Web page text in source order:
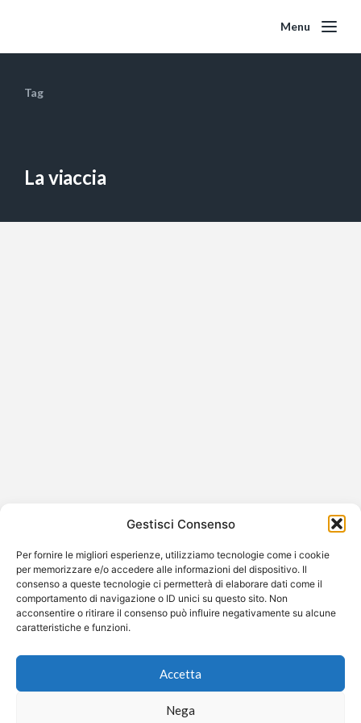
Gestisci Consenso
Per fornire le migliori esperienze, utilizziamo tecnologie come i cookie
per memorizzare e/o accedere alle informazioni del dispositivo. Il
consenso a queste tecnologie ci permetterà di elaborare dati come il
comportamento di navigazione o ID unici su questo sito. Non
acconsentire o ritirare il consenso può influire negativamente su alcune
caratteristiche e funzioni.
Accetta
Nega
Menu
Tag
La viaccia
Claudia Cardinale (Tunisi, 15 aprile 1938 – 23 settembre
del…